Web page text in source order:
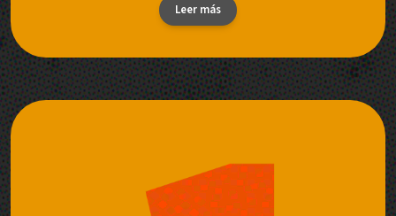
Leer más